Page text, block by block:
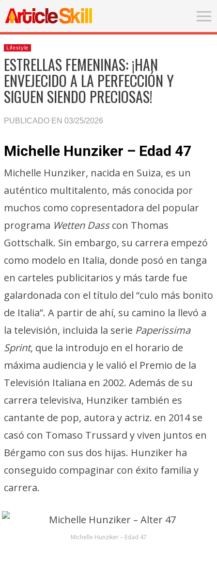
Lifestyle
ESTRELLAS FEMENINAS: ¡HAN
ENVEJECIDO A LA PERFECCIÓN Y
SIGUEN SIENDO PRECIOSAS!
PUBLICADO EN 03/25/2026
Michelle Hunziker – Edad 47
Michelle Hunziker, nacida en Suiza, es un
auténtico multitalento, más conocida por
muchos como copresentadora del popular
programa Wetten Dasscon Thomas
Gottschalk. Sin embargo, su carrera empezó
como modelo en Italia, donde posó en tanga
en carteles publicitarios y más tarde fue
galardonada con el título del “culo más bonito
de Italia”. A partir de ahí, su camino la llevó a
la televisión, incluida la serie Paperissima
Sprint, que la introdujo en el horario de
máxima audiencia y le valió el Premio de la
Televisión Italiana en 2002. Además de su
carrera televisiva, Hunziker también es
cantante de pop, autora y actriz. en 2014 se
casó con Tomaso Trussard y viven juntos en
Bérgamo con sus dos hijas. Hunziker ha
conseguido compaginar con éxito familia y
carrera.
Michelle Hunziker – Edad 47